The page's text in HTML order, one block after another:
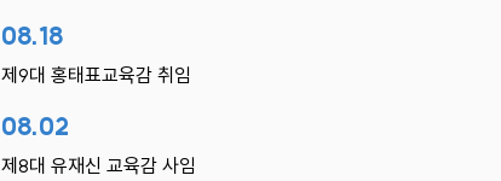
08.18
제9대 홍태표교육감 취임
08.02
제8대 유재신 교육감 사임